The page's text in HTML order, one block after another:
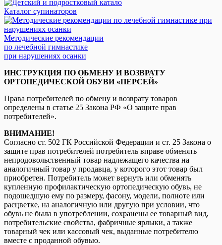
Каталог супинаторов
Методические рекомендации
по лечебной гимнастике
при нарушениях осанки
ИНСТРУКЦИЯ ПО ОБМЕНУ И ВОЗВРАТУ
ОРТОПЕДИЧЕСКОЙ ОБУВИ «ПЕРСЕЙ»
Права потребителей по обмену и возврату товаров
определены в статье 25 Закона РФ «О защите прав
потребителей».
ВНИМАНИЕ!
Согласно ст. 502 ГК Российской Федерации и ст. 25 Закона о
защите прав потребителей потребитель вправе обменять
непродовольственный товар надлежащего качества на
аналогичный товар у продавца, у которого этот товар был
приобретен. Потребитель может вернуть или обменять
купленную профилактическую ортопедическую обувь, не
подошедшую ему по размеру, фасону, модели, полноте или
расцветке, на аналогичную или другую при условии, что
обувь не была в употреблении, сохранены ее товарный вид,
потребительские свойства, фабричные ярлыки, а также
товарный чек или кассовый чек, выданные потребителю
вместе с проданной обувью.